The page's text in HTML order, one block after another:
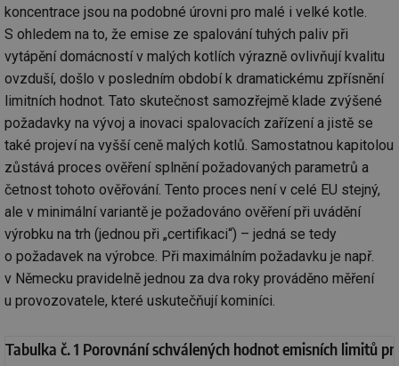
koncentrace jsou na podobné úrovni pro malé i velké kotle.
S ohledem na to, že emise ze spalování tuhých paliv při
vytápění domácností v malých kotlích výrazně ovlivňují kvalitu
ovzduší, došlo v posledním období k dramatickému zpřísnění
limitních hodnot. Tato skutečnost samozřejmě klade zvýšené
požadavky na vývoj a inovaci spalovacích zařízení a jistě se
také projeví na vyšší ceně malých kotlů. Samostatnou kapitolou
zůstává proces ověření splnění požadovaných parametrů a
četnost tohoto ověřování. Tento proces není v celé EU stejný,
ale v minimální variantě je požadováno ověření při uvádění
výrobku na trh (jednou při „certifikaci“) – jedná se tedy
o požadavek na výrobce. Při maximálním požadavku je např.
v Německu pravidelně jednou za dva roky prováděno měření
u provozovatele, které uskutečňují kominíci.
Tabulka č. 1 Porovnání schválených hodnot emisních limitů